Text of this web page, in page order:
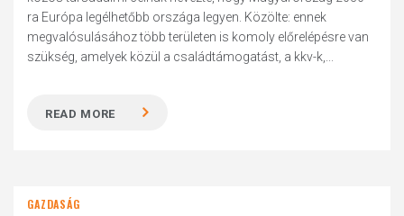
ra Európa legélhetőbb országa legyen. Közölte: ennek
megvalósulásához több területen is komoly előrelépésre van
szükség, amelyek közül a családtámogatást, a kkv-k,...
READ MORE
GAZDASÁG